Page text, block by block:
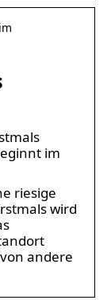
im
riesige
wird
andere